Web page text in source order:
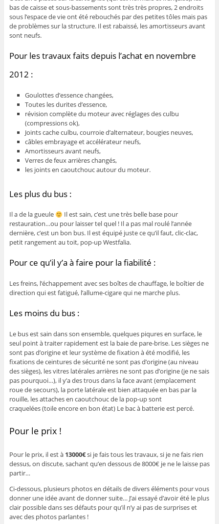
bas de caisse et sous-bassements sont très très propres, 2 endroits
sous l’espace de vie ont été rebouchés par des petites tôles mais pas
de problèmes sur la structure. Il est rabaissé, les amortisseurs avant
sont neufs.
Pour les travaux faits depuis l’achat en novembre
2012 :
Goulottes d’essence changées,
Toutes les durites d’essence,
révision complète du moteur avec réglages des culbu
(compressions ok),
Joints cache culbu, courroie d’alternateur, bougies neuves,
câbles embrayage et accélérateur neufs,
Amortisseurs avant neufs,
Verres de feux arrières changés,
les joints en caoutchouc autour du moteur.
Les plus du bus :
Il a de la gueule
Il est sain, c’est une très belle base pour
restauration…ou pour laisser tel quel ! Il a pas mal roulé l’année
dernière, c’est un bon bus. Il est équipé juste ce qu’il faut, clic-clac,
petit rangement au toit, pop-up Westfalia.
Pour ce qu’il y’a à faire pour la fiabilité :
Les freins, l’échappement avec ses boîtes de chauffage, le boîtier de
direction qui est fatigué, l’allume-cigare qui ne marche plus.
Les moins du bus :
Le bus est sain dans son ensemble, quelques piqures en surface, le
seul point à traiter rapidement est la baie de pare-brise. Les sièges ne
sont pas d’origine et leur système de fixation à été modifié, les
fixations de ceintures de sécurité ne sont pas d’origine (au niveau
des sièges), les vitres latérales arrières ne sont pas d’origine (je ne sais
pas pourquoi…), il y’a des trous dans la face avant (emplacement
roue de secours), la porte latérale est bien attaquée en bas par la
rouille, les attaches en caoutchouc de la pop-up sont
craquelées (toile encore en bon état) Le bac à batterie est percé.
Pour le prix !
Pour le prix, il est à 13000€si je fais tous les travaux, si je ne fais rien
dessus, on discute, sachant qu’en dessous de 8000€ je ne le laisse pas
partir…
Ci-dessous, plusieurs photos en détails de divers éléments pour vous
donner une idée avant de donner suite… J’ai essayé d’avoir été le plus
clair possible dans ses défauts pour qu’il n’y ai pas de surprises et
avec des photos parlantes !